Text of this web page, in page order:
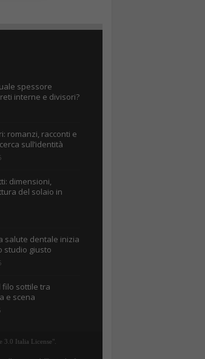
spessore
interne e divisori?
romanzi, racconti e
sull’identità
dimensioni,
del solaio in
salute dentale inizia
studio giusto
filo sottile tra
e scena
3.0 Italia License".